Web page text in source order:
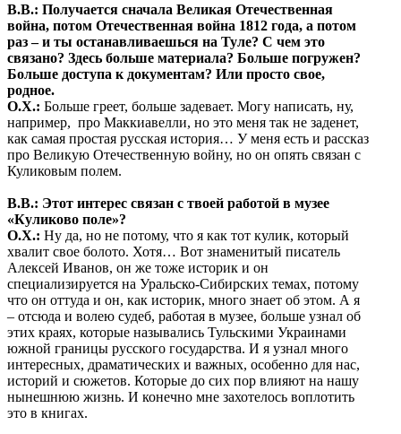
В.В.: Получается сначала Великая Отечественная
война, потом Отечественная война 1812 года, а потом
раз – и ты останавливаешься на Туле? С чем это
связано? Здесь больше материала? Больше погружен?
Больше доступа к документам? Или просто свое,
родное.
О.Х.: Больше греет, больше задевает. Могу написать, ну,
например, про Маккиавелли, но это меня так не заденет,
как самая простая русская история… У меня есть и рассказ
про Великую Отечественную войну, но он опять связан с
Куликовым полем.
В.В.: Этот интерес связан с твоей работой в музее
«Куликово поле»?
О.Х.: Ну да, но не потому, что я как тот кулик, который
хвалит свое болото. Хотя… Вот знаменитый писатель
Алексей Иванов, он же тоже историк и он
специализируется на Уральско-Сибирских темах, потому
что он оттуда и он, как историк, много знает об этом. А я
– отсюда и волею судеб, работая в музее, больше узнал об
этих краях, которые назывались Тульскими Украинами
южной границы русского государства. И я узнал много
интересных, драматических и важных, особенно для нас,
историй и сюжетов. Которые до сих пор влияют на нашу
нынешнюю жизнь. И конечно мне захотелось воплотить
это в книгах.